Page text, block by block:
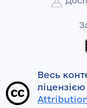
Весь
ліцензією